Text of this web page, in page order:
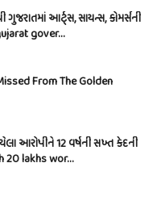
ગુજરાતમાં આર્ટ્સ, સાયન્સ, કોમર્સની
gover…
From The Golden
આરોપીને 12 વર્ષની સખ્ત કેદની
20 lakhs wor…